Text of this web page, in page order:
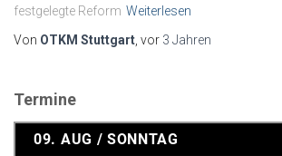
festgelegte Reform Weiterlesen
Von OTKM Stuttgart , vor 3 Jahren
Termine